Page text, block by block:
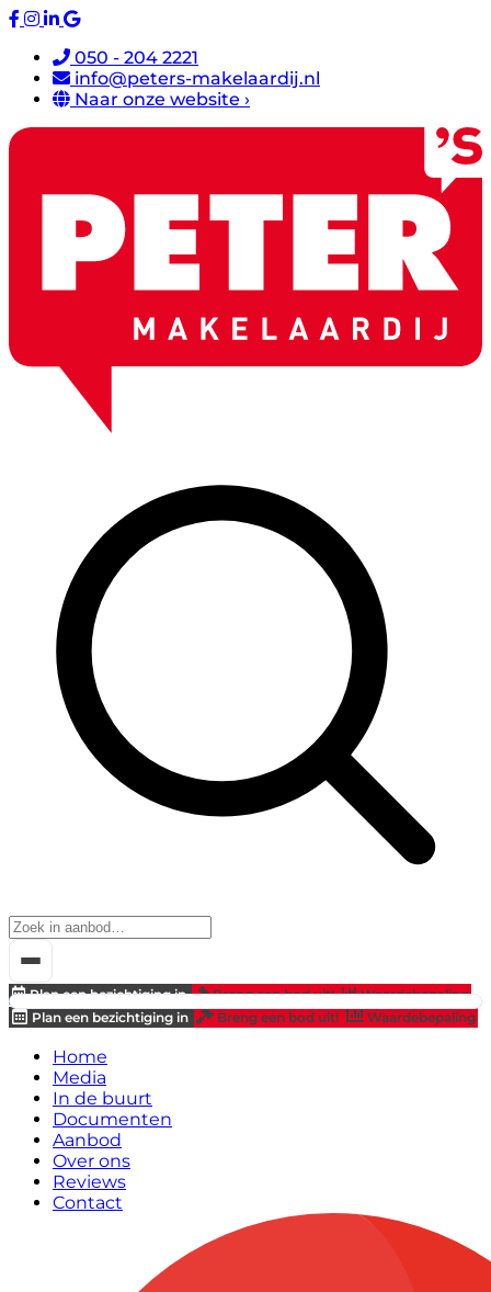
050 - 204 2221
info@peters-makelaardij.nl
Naar onze website ›
Plan een bezichtiging in Breng een bod uit!
Waardebepaling
Plan een bezichtiging in
Breng een bod uit! Waardebepaling
Home
Media
In de buurt
Documenten
Aanbod
Over ons
Reviews
Contact